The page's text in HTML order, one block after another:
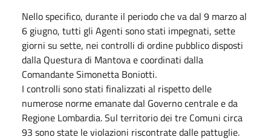
Nello specifico, durante il periodo che va dal 9 marzo al
6 giugno, tutti gli Agenti sono stati impegnati, sette
giorni su sette, nei controlli di ordine pubblico disposti
dalla Questura di Mantova e coordinati dalla
Comandante Simonetta Boniotti.
I controlli sono stati finalizzati al rispetto delle
numerose norme emanate dal Governo centrale e da
Regione Lombardia. Sul territorio dei tre Comuni circa
93 sono state le violazioni riscontrate dalle pattuglie.